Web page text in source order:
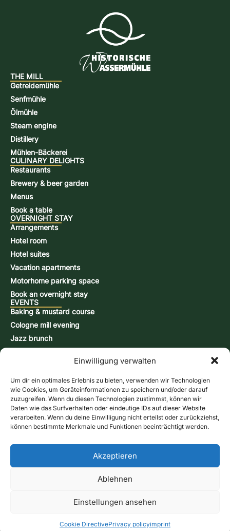
Einwilligung verwalten
Um dir ein optimales Erlebnis zu bieten, verwenden wir Technologien
wie Cookies, um Geräteinformationen zu speichern und/oder darauf
zuzugreifen. Wenn du diesen Technologien zustimmst, können wir
Daten wie das Surfverhalten oder eindeutige IDs auf dieser Website
verarbeiten. Wenn du deine Einwilligung nicht erteilst oder zurückziehst,
können bestimmte Merkmale und Funktionen beeinträchtigt werden.
Akzeptieren
Ablehnen
Einstellungen ansehen
Cookie DirectivePrivacy policyimprint
THE MILL
Getreidemühle
Senfmühle
Ölmühle
Steam engine
Distillery
Mühlen-Bäckerei
CULINARY DELIGHTS
Restaurants
Brewery & beer garden
Menus
Book a table
OVERNIGHT STAY
Arrangements
Hotel room
Hotel suites
Vacation apartments
Motorhome parking space
Book an overnight stay
EVENTS
Baking & mustard course
Cologne mill evening
Jazz brunch
Snap-burning course
Action days
CONTACT & INFORMATION
Contact form
Opening hours
Directions & Map
Online store
Shipping methods Payment Methods Cancellation policy
Revoke contract
Give us a call